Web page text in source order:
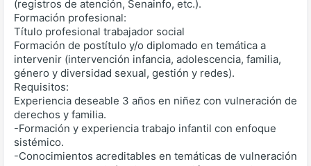
(registros de atención, Senainfo, etc.).
Formación profesional:
Título profesional trabajador social
Formación de postítulo y/o diplomado en temática a
intervenir (intervención infancia, adolescencia, familia,
género y diversidad sexual, gestión y redes).
Requisitos:
Experiencia deseable 3 años en niñez con vulneración de
derechos y familia.
-Formación y experiencia trabajo infantil con enfoque
sistémico.
-Conocimientos acreditables en temáticas de vulneración